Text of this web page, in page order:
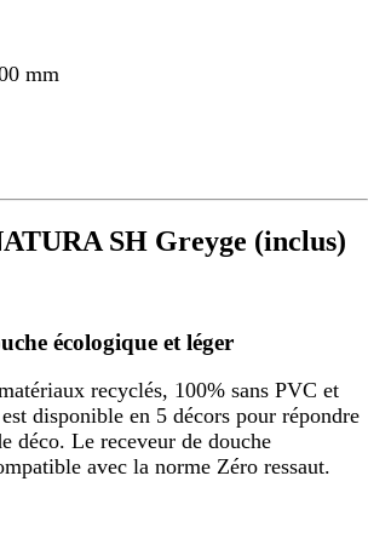
mm
SH Greyge (inclus)
écologique et léger
recyclés, 100% sans PVC et
disponible en 5 décors pour répondre
déco. Le receveur de douche
avec la norme Zéro ressaut.